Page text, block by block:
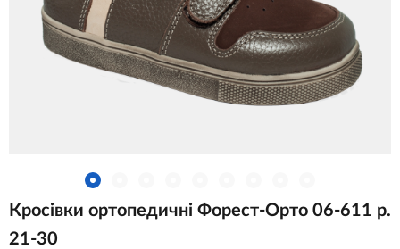
Кросівки ортопедичні Форест-Орто 06-611 р.
21-30